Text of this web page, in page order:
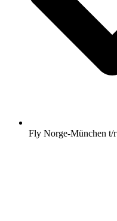
Fly Norge-München t/r